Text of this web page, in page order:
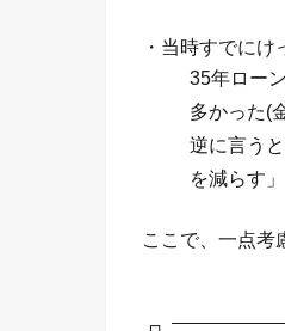
・当時すでに
35年ロー
多かった(
逆に言う
を減らす
ここで、一点考